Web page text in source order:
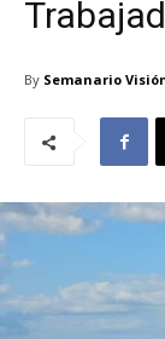
By Semanario